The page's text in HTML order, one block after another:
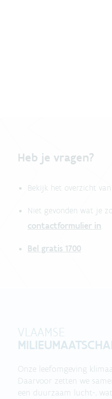
Heb je vragen?
Bekijk het overzicht van
Niet gevonden wat je
contactformulier in
Bel gratis 1700
VLAAMSE
Onze leefomgeving
Daarvoor zetten we
een duurzaam lucht-,